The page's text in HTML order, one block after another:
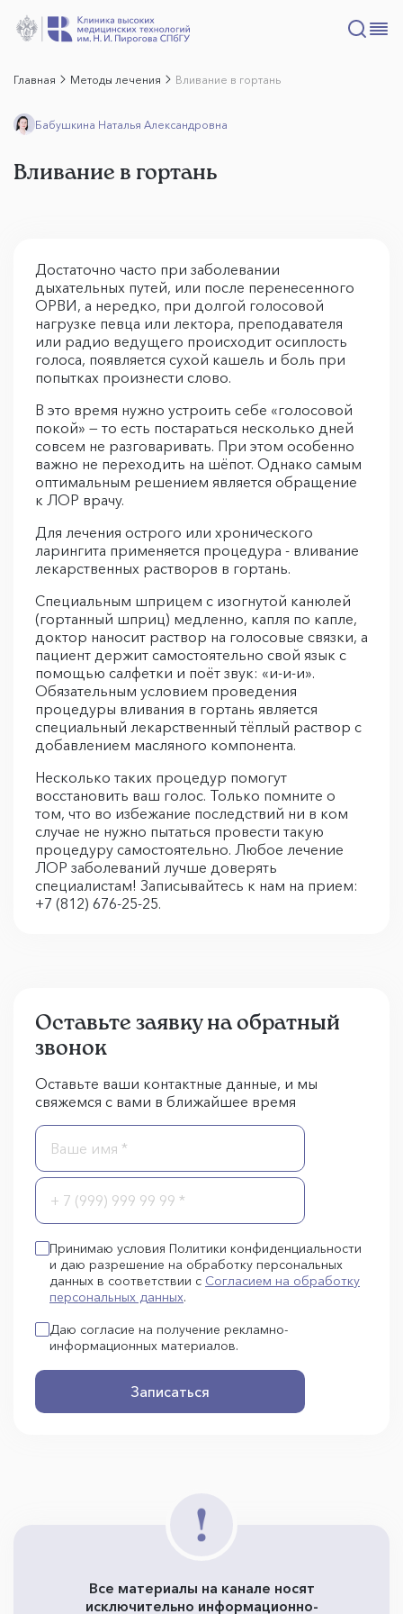
Главная Методы лечения Вливание в гортань
Бабушкина Наталья Александровна
Вливание в гортань
Достаточно часто при заболевании
дыхательных путей, или после перенесенного
ОРВИ, а нередко, при долгой голосовой
нагрузке певца или лектора, преподавателя
или радио ведущего происходит осиплость
голоса, появляется сухой кашель и боль при
попытках произнести слово.
В это время нужно устроить себе «голосовой
покой» — то есть постараться несколько дней
совсем не разговаривать. При этом особенно
важно не переходить на шёпот. Однако самым
оптимальным решением является обращение
к ЛОР врачу.
Для лечения острого или хронического
ларингита применяется процедура - вливание
лекарственных растворов в гортань.
Специальным шприцем с изогнутой канюлей
(гортанный шприц) медленно, капля по капле,
доктор наносит раствор на голосовые связки, а
пациент держит самостоятельно свой язык с
помощью салфетки и поёт звук: «и-и-и».
Обязательным условием проведения
процедуры вливания в гортань является
специальный лекарственный тёплый раствор с
добавлением масляного компонента.
Несколько таких процедур помогут
восстановить ваш голос. Только помните о
том, что во избежание последствий ни в ком
случае не нужно пытаться провести такую
процедуру самостоятельно. Любое лечение
ЛОР заболеваний лучше доверять
специалистам! Записывайтесь к нам на прием:
+7 (812) 676-25-25.
Оставьте заявку на обратный
звонок
Оставьте ваши контактные данные, и мы
свяжемся с вами в ближайшее время
Принимаю условия Политики конфиденциальности
и даю разрешение на обработку персональных
данных в соответствии с Согласием на обработку
персональных данных.
Даю согласие на получение рекламно-
информационных материалов.
Записаться
Все материалы на канале носят
исключительно информационно-